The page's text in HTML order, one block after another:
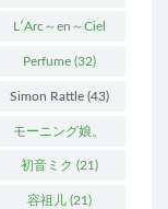
L′Arc～en～Ciel
(41)
Perfume(32)
Simon Rattle(43)
モーニング娘。
(27)
初音ミク (21)
容祖儿(21)